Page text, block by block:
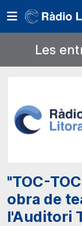
Les
"TOC-
obra de
l'Auditori